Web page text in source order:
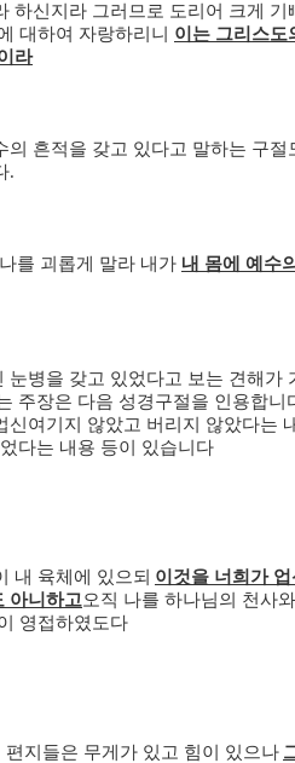
하신지라 그러므로 도리어 크게 기
대하여 자랑하리니 이는 그리스도
라
의 흔적을 갖고 있다고 말하는 구절
.
를 괴롭게 말라 내가 내 몸에 예수
눈병을 갖고 있었다고 보는 견해가
주장은 다음 성경구절을 인용합니
신여기지 않았고 버리지 않았다는
다는 내용 등이 있습니다
내 육체에 있으되 이것을 너희가 업
아니하고오직 나를 하나님의 천사
영접하였도다
편지들은 무게가 있고 힘이 있으나